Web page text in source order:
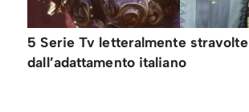
5 Serie Tv letteralmente stravolte
dall’adattamento italiano